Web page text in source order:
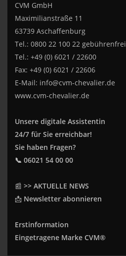
CVM GmbH
Maximilianstraße 11
63739 Aschaffenburg
Tel.: 0800 22 100 22 gebührenfrei
Tel.: +49 (0) 6021 / 22600
Fax: +49 (0) 6021 / 22606
E-Mail: info@cvm-chevalier.de
www.cvm-chevalier.de
Unsere digitale Assistentin
24/7 für Sie erreichbar!
Sie haben Fragen?
📞 06021 54 00 00
📰 >> AKTUELLE NEWS
📩 Newsletter abonnieren
Erstinformation
Eingetragene Marke CVM®